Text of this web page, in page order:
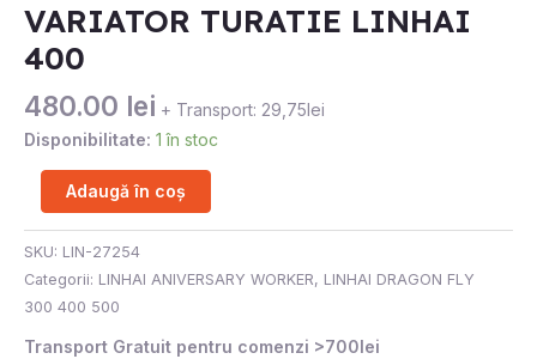
VARIATOR TURATIE LINHAI
400
480.00 lei + Transport: 29,75lei
Disponibilitate: 1 în stoc
Adaugă în coș
SKU: LIN-27254
Categorii: LINHAI ANIVERSARY WORKER, LINHAI DRAGON FLY
300 400 500
Transport Gratuit pentru comenzi >700lei